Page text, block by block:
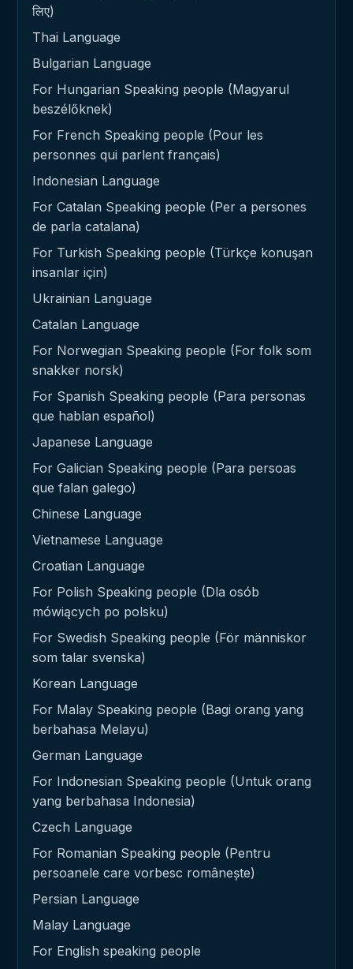
लिए)
Thai Language
Bulgarian Language
For Hungarian Speaking people (Magyarul
beszélőknek)
For French Speaking people (Pour les
personnes qui parlent français)
Indonesian Language
For Catalan Speaking people (Per a persones
de parla catalana)
For Turkish Speaking people (Türkçe konuşan
insanlar için)
Ukrainian Language
Catalan Language
For Norwegian Speaking people (For folk som
snakker norsk)
For Spanish Speaking people (Para personas
que hablan español)
Japanese Language
For Galician Speaking people (Para persoas
que falan galego)
Chinese Language
Vietnamese Language
Croatian Language
For Polish Speaking people (Dla osób
mówiących po polsku)
For Swedish Speaking people (För människor
som talar svenska)
Korean Language
For Malay Speaking people (Bagi orang yang
berbahasa Melayu)
German Language
For Indonesian Speaking people (Untuk orang
yang berbahasa Indonesia)
Czech Language
For Romanian Speaking people (Pentru
persoanele care vorbesc românește)
Persian Language
Malay Language
For English speaking people